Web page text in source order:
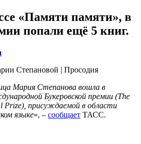
«Памяти памяти», в
попали ещё 5 книг.
Мария Степанова вошла в
Букеровской премии (The
Prize), присуждаемой в области
языке», – сообщает ТАСС.